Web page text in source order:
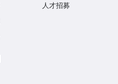
人才招募